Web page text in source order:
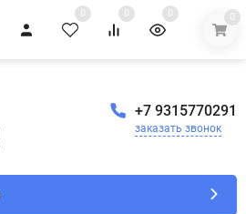
0 0 0 0
+7 9315770291
заказать звонок